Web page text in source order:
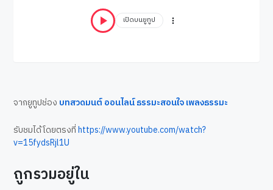
เปิดบนยูทูป
จากยูทูปช่อง บทสวดมนต์ ออนไลน์ ธรรมะสอนใจ เพลงธรรมะ
รับชมได้โดยตรงที่https://www.youtube.com/watch?
v=15fydsRjl1U
ถูกรวมอยู่ใน